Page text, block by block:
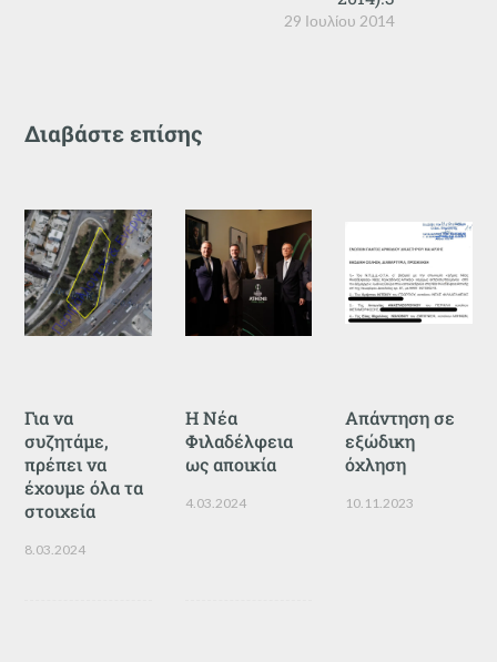
29 Ιουλίου 2014
Διαβάστε επίσης
Για να
συζητάμε,
πρέπει να
έχουμε όλα τα
στοιχεία
8.03.2024
Η Νέα
Φιλαδέλφεια
ως αποικία
4.03.2024
Απάντηση σε
εξώδικη
όχληση
10.11.2023